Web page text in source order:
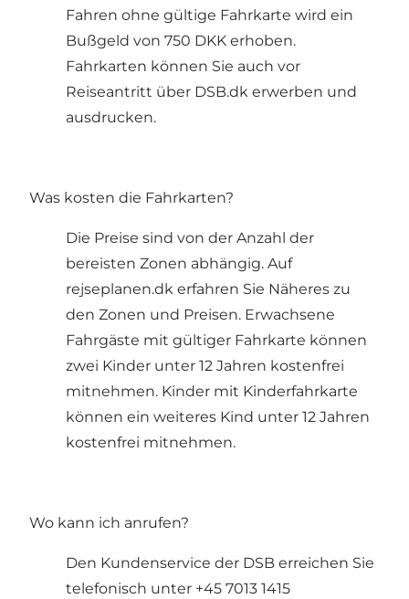
Fahren ohne gültige Fahrkarte wird ein
Bußgeld von 750 DKK erhoben.
Fahrkarten können Sie auch vor
Reiseantritt über DSB.dk erwerben und
ausdrucken.
Was kosten die Fahrkarten?
Die Preise sind von der Anzahl der
bereisten Zonen abhängig. Auf
rejseplanen.dk erfahren Sie Näheres zu
den Zonen und Preisen. Erwachsene
Fahrgäste mit gültiger Fahrkarte können
zwei Kinder unter 12 Jahren kostenfrei
mitnehmen. Kinder mit Kinderfahrkarte
können ein weiteres Kind unter 12 Jahren
kostenfrei mitnehmen.
Wo kann ich anrufen?
Den Kundenservice der DSB erreichen Sie
telefonisch unter +45 7013 1415